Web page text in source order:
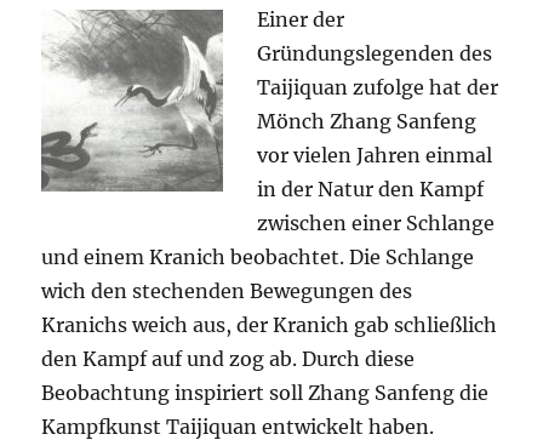
Einer der
Gründungslegenden des
Taijiquan zufolge hat der
Mönch Zhang Sanfeng
vor vielen Jahren einmal
in der Natur den Kampf
zwischen einer Schlange
und einem Kranich beobachtet. Die Schlange
wich den stechenden Bewegungen des
Kranichs weich aus, der Kranich gab schließlich
den Kampf auf und zog ab. Durch diese
Beobachtung inspiriert soll Zhang Sanfeng die
Kampfkunst Taijiquan entwickelt haben.